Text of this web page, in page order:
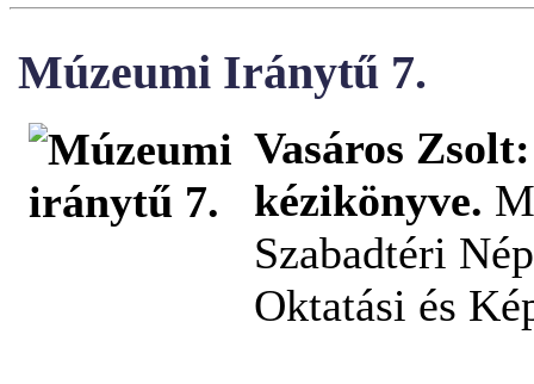
Múzeumi Iránytű 7.
Vasáros
kézikönyve.
Szabadtéri
Oktatási és